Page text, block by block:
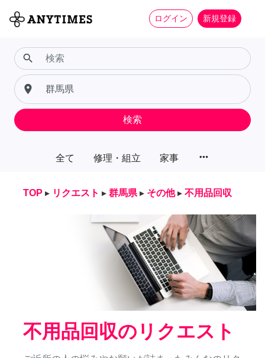
ログイン 新規登録
全て 修理・組立 家事 more_horiz
search
place
検索
TOP ▸ リクエスト ▸ 群馬県 ▸ その他 ▸ 不用品回収
不用品回収のリクエスト